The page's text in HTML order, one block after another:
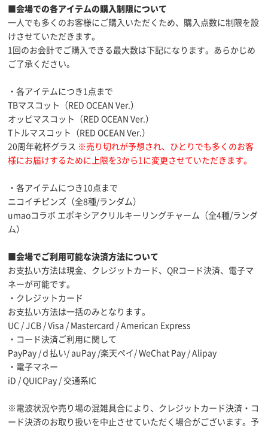
■会場での各アイテムの購入制限について
一人でも多くのお客様にご購入いただくため、購入点数に制限を設
けさせていただきます。
1回のお会計でご購入できる最大数は下記になります。あらかじめ
ご了承ください。
・各アイテムにつき1点まで
TBマスコット（RED OCEAN Ver.）
オッピマスコット（RED OCEAN Ver.）
Tトルマスコット（RED OCEAN Ver.）
20周年乾杯グラス ※売り切れが予想され、ひとりでも多くのお客
様にお届けするために上限を3から1に変更させていただきます。
・各アイテムにつき10点まで
ニコイチピンズ（全8種/ランダム）
umaoコラボ エポキシアクリルキーリングチャーム（全4種/ランダ
ム）
■会場でご利用可能な決済方法について
お支払い方法は現金、クレジットカード、QRコード決済、電子マ
ネーが可能です。
・クレジットカード
お支払い方法は一括のみとなります。
UC / JCB / Visa / Mastercard / American Express
・コード決済ご利用に関して
PayPay /ｄ払い/ auPay /楽天ペイ/ WeChat Pay / Alipay
・電子マネー
iD / QUICPay / 交通系IC
※電波状況や売り場の混雑具合により、クレジットカード決済・コ
ード決済のお取り扱いを中止させていただく場合がございます。予